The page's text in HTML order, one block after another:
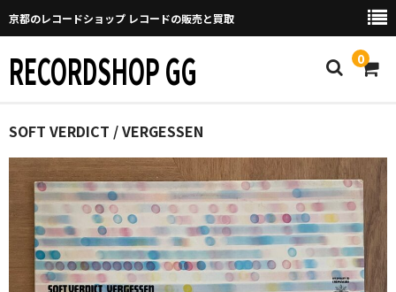
京都のレコードショップ レコードの販売と買取
RECORDSHOP GG 0
Home
マイページ
GGについて
買取について
取り置きなどについて
SOFT VERDICT / VERGESSEN